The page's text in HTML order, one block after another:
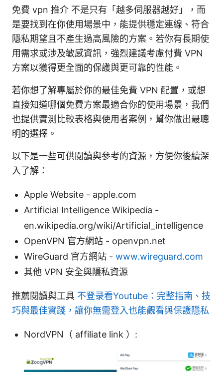
免費 vpn 推介 不是只有「越多伺服器越好」，而
是要找到在你使用場景中，能提供穩定連線、符合
隱私期望且不產生過高風險的方案。若你有長期使
用需求或涉及敏感資訊，強烈建議考慮付費 VPN
方案以獲得更全面的保護與更可靠的性能。
若你想了解專屬於你的最佳免費 VPN 配置，或想
直接知道哪個免費方案最適合你的使用場景，我們
也提供實測比較表格與使用者案例，幫你做出最聰
明的選擇。
以下是一些可供閱讀與參考的資源，方便你後續深
入了解：
Apple Website - apple.com
Artificial Intelligence Wikipedia -
en.wikipedia.org/wiki/Artificial_intelligence
OpenVPN 官方網站 - openvpn.net
WireGuard 官方網站 - www.wireguard.com
其他 VPN 安全與隱私資源
推薦閱讀與工具 不登录看Youtube：完整指南、技
巧與最佳實踐，讓你無需登入也能觀看與保護隱私
NordVPN（ affiliate link ）: